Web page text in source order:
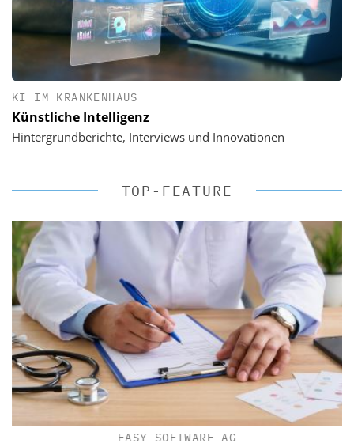
KI IM KRANKENHAUS
Künstliche Intelligenz
Hintergrundberichte, Interviews und Innovationen
TOP-FEATURE
EASY SOFTWARE AG